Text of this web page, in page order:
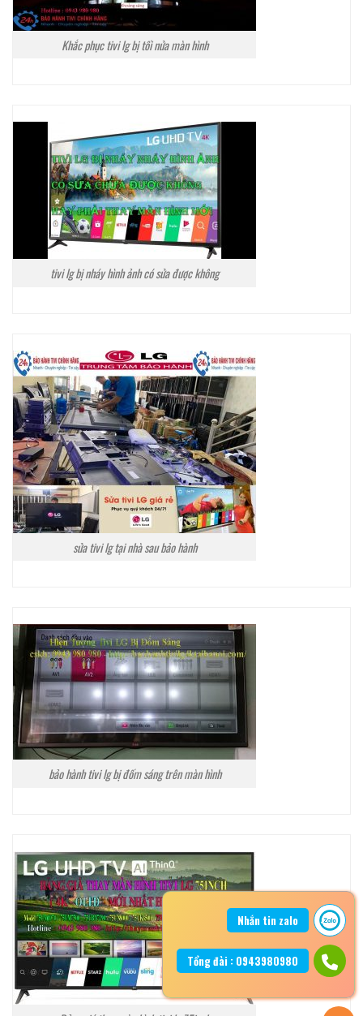
Khắc phục tivi lg bị tối nửa màn hình
tivi lg bị nháy hình ảnh có sửa được không
sửa tivi lg tại nhà sau bảo hành
bảo hành tivi lg bị đốm sáng trên màn hình
Nhắn tin zalo
Tổng đài : 0943980980